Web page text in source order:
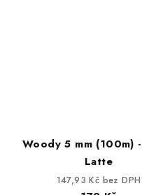
Woody 5 mm (100m)
Latte
147,93 Kč bez DPH